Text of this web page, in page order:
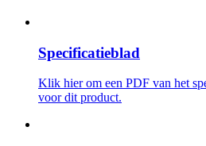
Specificatieblad
Klik hier om een ​​PDF van het
voor dit product.